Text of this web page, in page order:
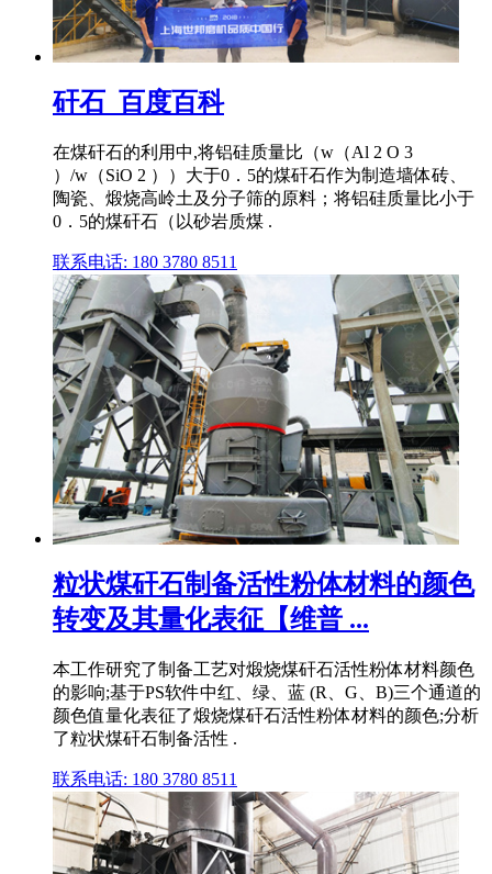
矸石_百度百科
在煤矸石的利用中,将铝硅质量比（w（Al 2 O 3
）/w（SiO 2 ））大于0．5的煤矸石作为制造墙体砖、
陶瓷、煅烧高岭土及分子筛的原料；将铝硅质量比小于
0．5的煤矸石（以砂岩质煤 .
联系电话: 180 3780 8511
粒状煤矸石制备活性粉体材料的颜色
转变及其量化表征【维普 ...
本工作研究了制备工艺对煅烧煤矸石活性粉体材料颜色
的影响;基于PS软件中红、绿、蓝 (R、G、B)三个通道的
颜色值量化表征了煅烧煤矸石活性粉体材料的颜色;分析
了粒状煤矸石制备活性 .
联系电话: 180 3780 8511